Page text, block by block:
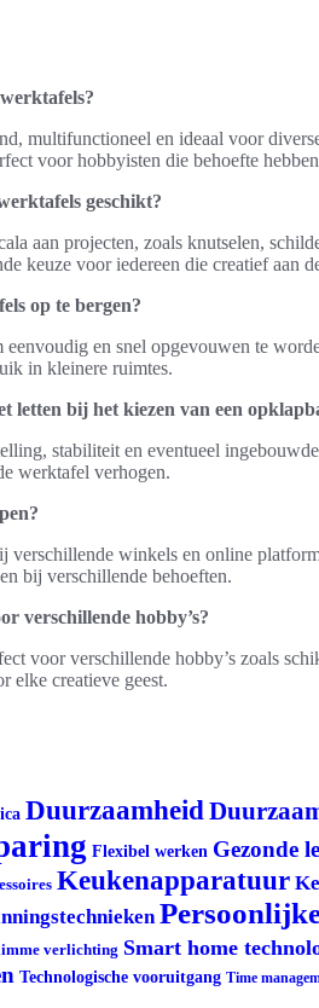
multifunctioneel en ideaal voor
voor hobbyisten die behoefte
geschikt?
aan projecten, zoals knutselen,
keuze voor iedereen die creatief aan
op te bergen?
en snel opgevouwen te
in kleinere ruimtes.
letten bij het kiezen van een
stabiliteit en eventueel
werktafel verhogen.
verschillende winkels en online
bij verschillende behoeften.
verschillende hobby’s?
voor verschillende hobby’s zoals
elke creatieve geest.
Duurzaamheid
Flexibel werken Gezonde
Keukenapparatuur
verlichting Smart home
Technologische vooruitgang Time